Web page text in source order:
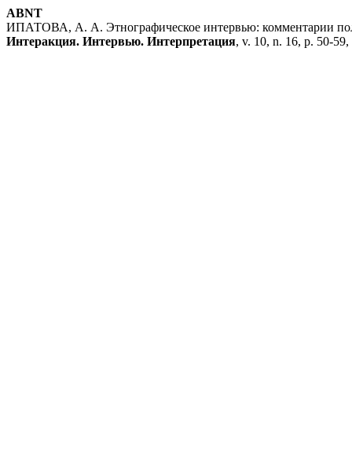
ABNT
ИПАТОВА, А. А. Этнографическое интервью: комментарии
Интеракция. Интервью. Интерпретация, v. 10, n. 16, p. 50-